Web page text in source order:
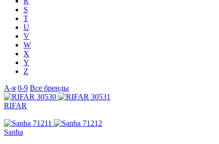
S
T
U
V
W
X
Y
Z
А-я 0-9 Все бренды
RIFAR
Sanha